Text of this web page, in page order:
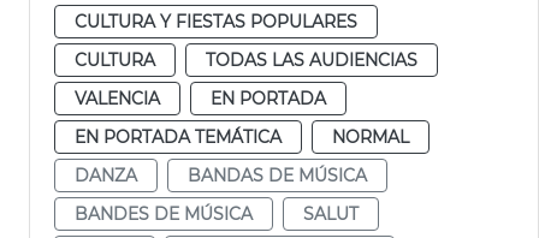
CULTURA Y FIESTAS POPULARES
CULTURA
TODAS LAS AUDIENCIAS
VALENCIA
EN PORTADA
EN PORTADA TEMÁTICA
NORMAL
DANZA
BANDAS DE MÚSICA
BANDES DE MÚSICA
SALUT